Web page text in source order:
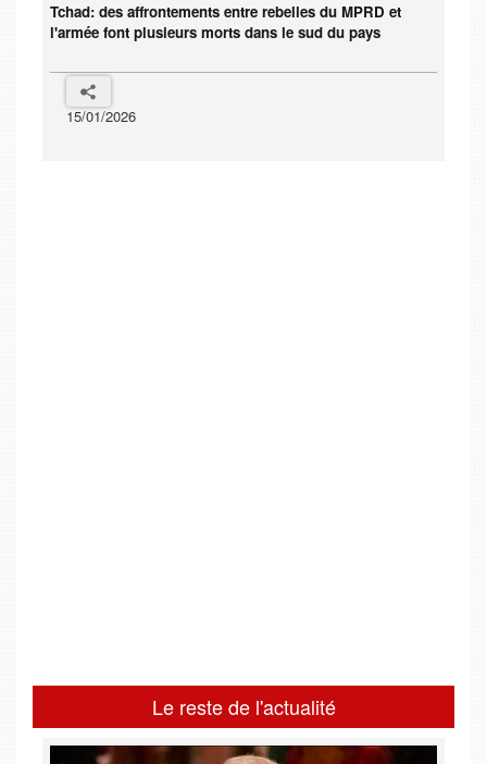
Tchad: des affrontements entre rebelles du MPRD et
l'armée font plusieurs morts dans le sud du pays
15/01/2026
Le reste de l'actualité